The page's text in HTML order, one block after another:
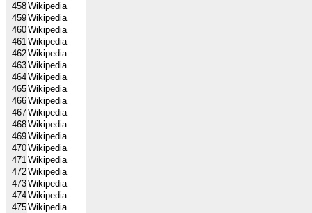
458Wikipedia
459Wikipedia
460Wikipedia
461Wikipedia
462Wikipedia
463Wikipedia
464Wikipedia
465Wikipedia
466Wikipedia
467Wikipedia
468Wikipedia
469Wikipedia
470Wikipedia
471Wikipedia
472Wikipedia
473Wikipedia
474Wikipedia
475Wikipedia